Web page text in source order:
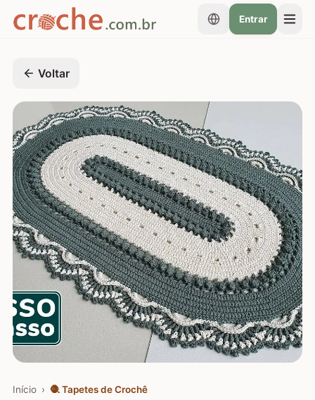
Entrar
Voltar
Início › 🧶 Tapetes de Crochê